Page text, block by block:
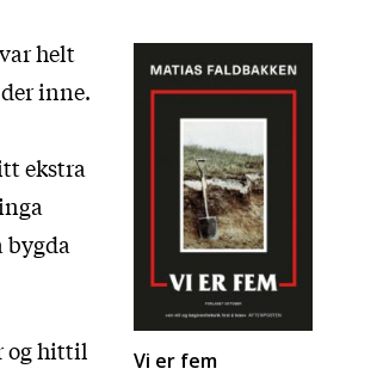
Vi er fem
helt
inne.
ekstra
bygda
og hittil